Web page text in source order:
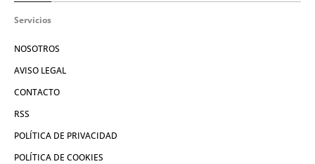
Servicios
NOSOTROS
AVISO LEGAL
CONTACTO
RSS
POLÍTICA DE PRIVACIDAD
POLÍTICA DE COOKIES